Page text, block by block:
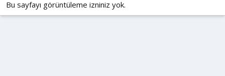
Bu sayfayı görüntüleme izniniz yok.